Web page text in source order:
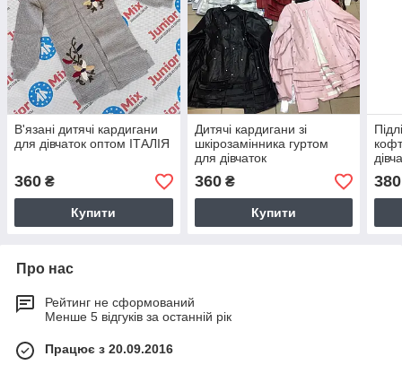
В'язані дитячі кардигани
для дівчаток оптом ІТАЛІЯ
360 ₴
Купити
Дитячі кардигани зі
шкірозамінника гуртом
для дівчаток
360₴
Купити
380
Про нас
Рейтинг не сформований
Менше 5 відгуків за останній рік
Працює з 20.09.2016